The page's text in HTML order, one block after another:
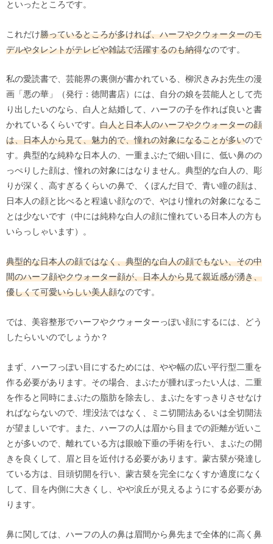
といったところです。
これだけ勝っているところが多ければ、ハーフやクウォーターのモ
デルやタレントがテレビや雑誌で活躍するのも納得なのです。
私の愛読書で、芸能界の裏側が書かれている、柳沢きみお先生の漫
画「悪の華」（発行：徳間書店）には、自分の娘を芸能人として売
り出したいのなら、白人と結婚して、ハーフの子を作れば良いと書
かれているくらいです。 白人と日本人のハーフやクウォーターの顔
は、日本人から見て、魅力的で、憧れの対象になることが多いので
す。典型的な純粋な日本人の、一重まぶたで細い目に、低い鼻のの
っぺりした顔は、憧れの対象にはなりません。典型的な白人の、彫
りが深く、高すぎるくらいの鼻で、くぼんだ目で、青い瞳の顔は、
日本人の顔と比べると程遠い顔なので、やはり憧れの対象になるこ
とは少ないです（中には純粋な白人の顔に憧れている日本人の方も
いらっしゃいます）。
典型的な日本人の顔ではなく、典型的な白人の顔でもない、その中
間のハーフ顔やクウォーター顔が、日本人から見て親近感が湧き、
優しくて可愛いらしい美人顔なのです。
では、美容整形でハーフやクウォーターっぽい顔にするには、どう
したらいいのでしょうか？
まず、ハーフっぽい目にするためには、やや幅の広い平行型二重を
作る必要があります。その場合、まぶたが腫れぼったい人は、二重
を作ると同時にまぶたの脂肪を除去し、まぶたをすっきりさせなけ
ればならないので、埋没法ではなく、ミニ切開法あるいは全切開法
が望ましいです。また、ハーフの人は眉から目までの距離が近いこ
とが多いので、離れている方は眼瞼下垂の手術を行い、まぶたの開
きを良くして、眉と目を近付ける必要があります。蒙古襞が発達し
ている方は、目頭切開を行い、蒙古襞を完全になくすか適度になく
して、目を内側に大きくし、やや涙丘が見えるようにする必要があ
ります。
鼻に関しては、ハーフの人の鼻は眉間から鼻先まで全体的に高く鼻